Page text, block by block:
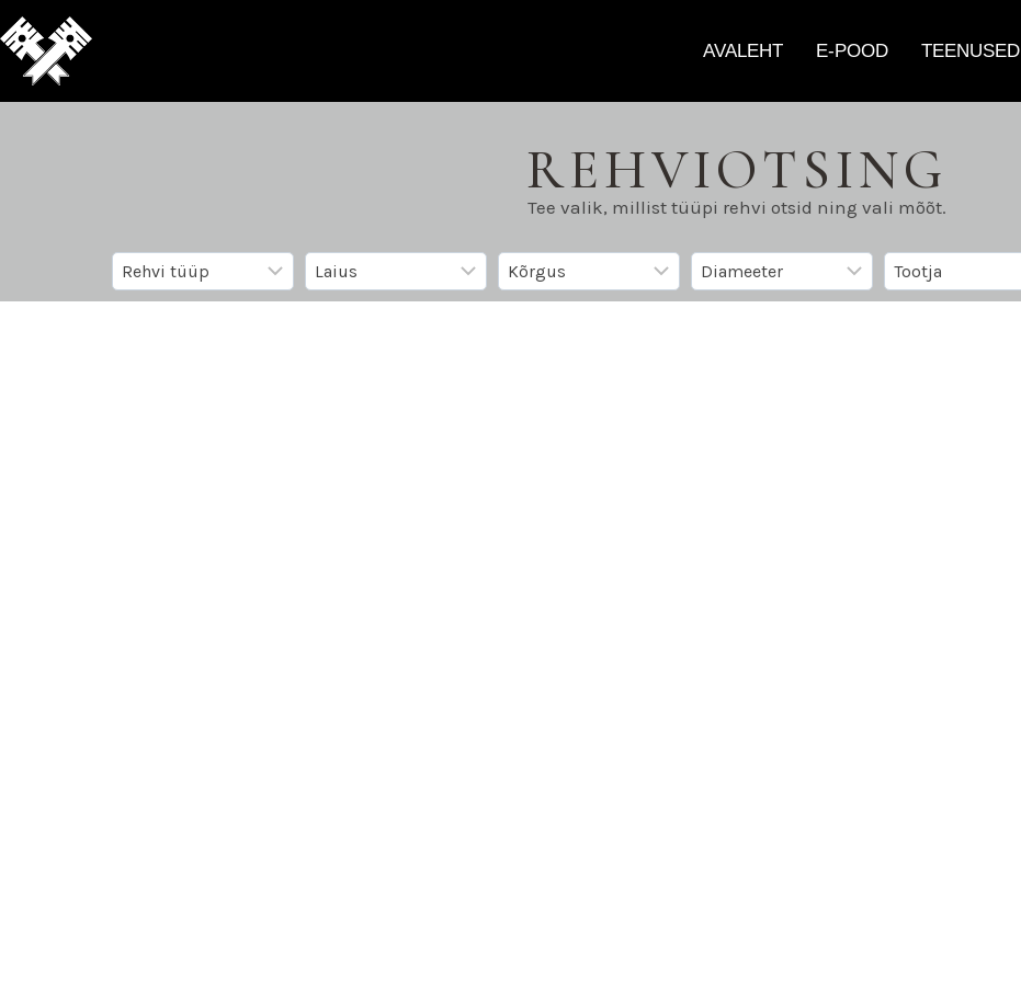
AVALEHT E-POOD TEENUSED
REHVIOTSING
Tee valik, millist tüüpi rehvi otsid ning vali mõõt.